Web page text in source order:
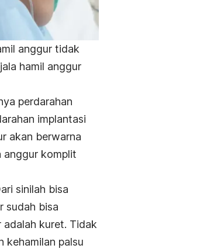
anggur tidak
hamil anggur
perdarahan
implantasi
akan berwarna
anggur komplit
sinilah bisa
sudah bisa
kuret. Tidak
kehamilan palsu